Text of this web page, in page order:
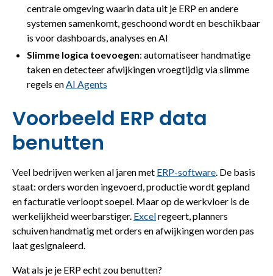
centrale omgeving waarin data uit je ERP en andere
systemen samenkomt, geschoond wordt en beschikbaar
is voor dashboards, analyses en AI
Slimme logica toevoegen: automatiseer handmatige
taken en detecteer afwijkingen vroegtijdig via slimme
regels enAI Agents
Voorbeeld ERP data
benutten
Veel bedrijven werken al jaren met ERP-software. De basis
staat: orders worden ingevoerd, productie wordt gepland
en facturatie verloopt soepel. Maar op de werkvloer is de
werkelijkheid weerbarstiger. Excelregeert, planners
schuiven handmatig met orders en afwijkingen worden pas
laat gesignaleerd.
Wat als je je ERP echt zou benutten?